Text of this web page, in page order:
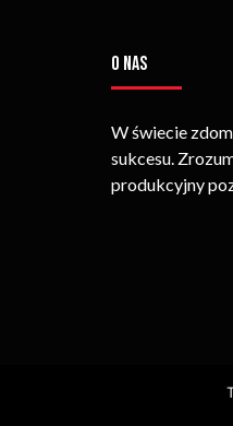
O NAS
W świecie
sukcesu.
produkcyjny
© Copyright